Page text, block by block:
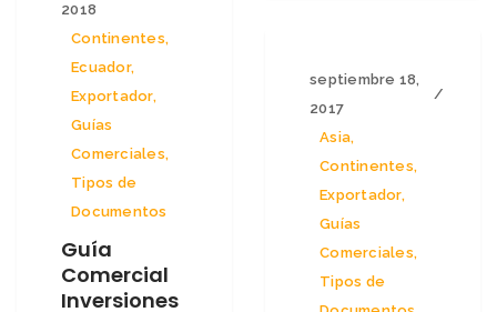
2018
Continentes,
Ecuador,
Exportador,
Guías
Comerciales,
Tipos de
Documentos
Guía
Comercial
Inversiones
septiembre 18,
2017
Asia,
Continentes,
Exportador,
Guías
Comerciales,
Tipos de